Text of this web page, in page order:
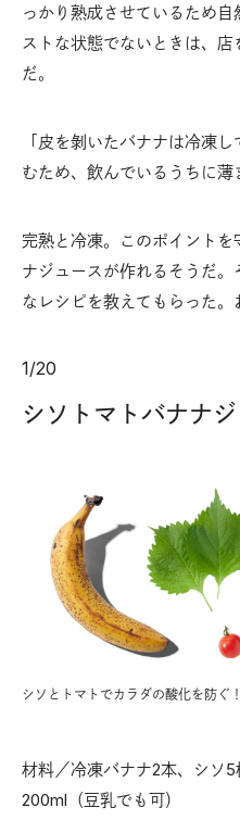
っかり熟成させているため
ストな状態でないときは、
だ。
「皮を剝いたバナナは冷凍
むため、飲んでいるうちに薄
完熟と冷凍。このポイント
ナジュースが作れるそうだ
なレシピを教えてもらった。
1/20
シソトマトバナナ
シソとトマトでカラダの酸化を防ぐ！
材料／冷凍バナナ2本、シソ
200ml（豆乳でも可）